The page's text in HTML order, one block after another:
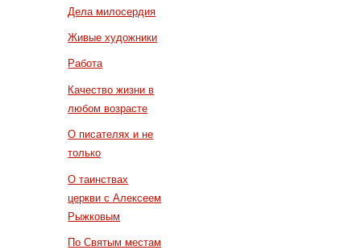
Дела милосердия
Живые художники
Работа
Качество жизни в
любом возрасте
О писателях и не
только
О таинствах
церкви с Алексеем
Рыжковым
По Святым местам